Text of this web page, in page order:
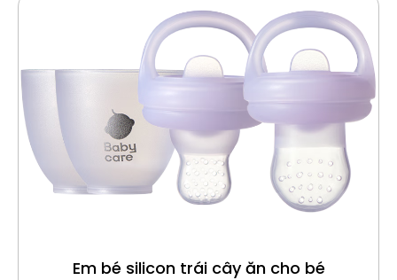
Em bé silicon trái cây ăn cho bé